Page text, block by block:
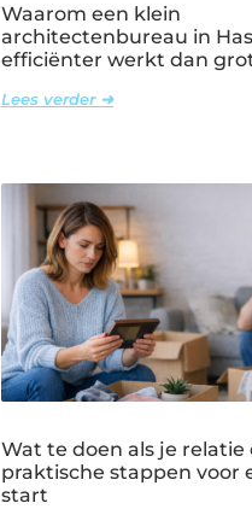
Waarom een klein
architectenbureau in
efficiënter werkt dan
Lees verder ➜
Wat te doen als je relatie
praktische stappen voor
start